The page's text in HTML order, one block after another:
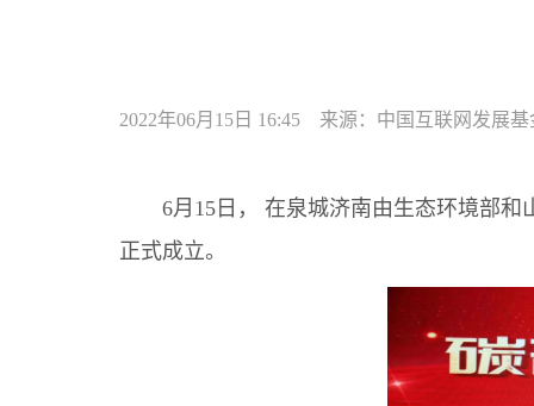
2022年06月15日 16:45 来源：中国互联网发展基
6月15日， 在泉城济南由生态环境部和
正式成立。